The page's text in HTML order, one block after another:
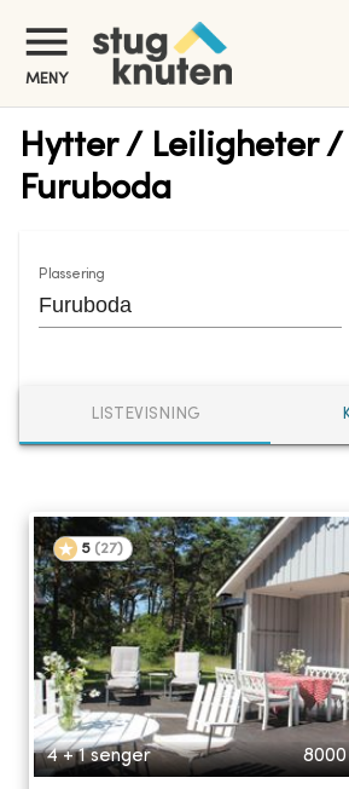
MENY
Hytter / Leiligheter /
Furuboda
Plassering
LISTEVISNING
5 (27)
4 + 1 senger